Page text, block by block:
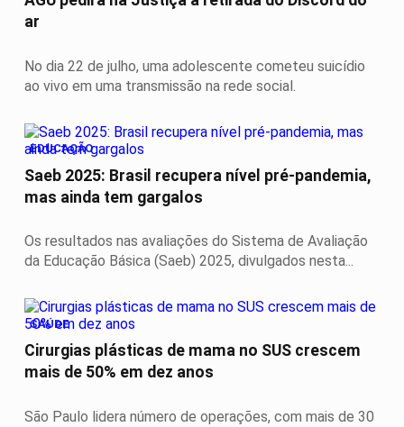
ar
No dia 22 de julho, uma adolescente cometeu suicídio
ao vivo em uma transmissão na rede social.
EDUCAÇÃO
Saeb 2025: Brasil recupera nível pré-pandemia,
mas ainda tem gargalos
Os resultados nas avaliações do Sistema de Avaliação
da Educação Básica (Saeb) 2025, divulgados nesta...
SAÚDE
Cirurgias plásticas de mama no SUS crescem
mais de 50% em dez anos
São Paulo lidera número de operações, com mais de 30